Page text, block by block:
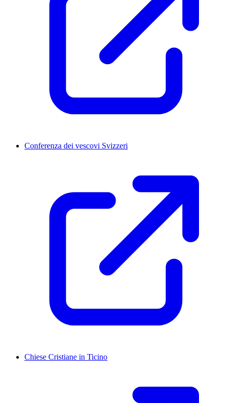
Conferenza dei vescovi Svizzeri
Chiese Cristiane in Ticino